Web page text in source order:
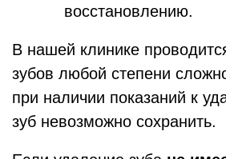
восстановлению.
В нашей клинике
зубов любой степени
при наличии показаний к
зуб невозможно сохранить.